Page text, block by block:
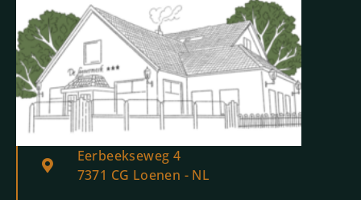
Eerbeekseweg 4
7371 CG Loenen - NL